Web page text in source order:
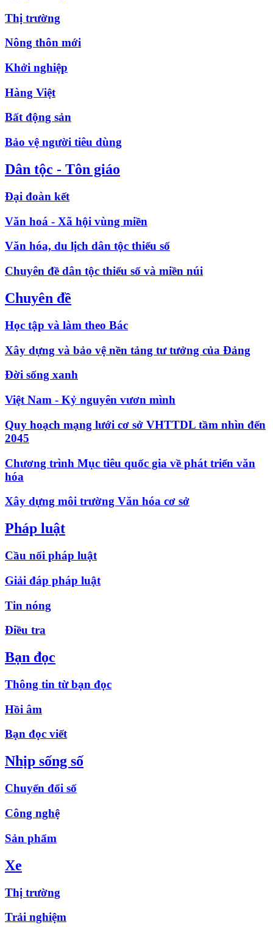
Thị trường
Nông thôn mới
Khởi nghiệp
Hàng Việt
Bất động sản
Bảo vệ người tiêu dùng
Dân tộc - Tôn giáo
Đại đoàn kết
Văn hoá - Xã hội vùng miền
Văn hóa, du lịch dân tộc thiểu số
Chuyên đề dân tộc thiểu số và miền núi
Chuyên đề
Học tập và làm theo Bác
Xây dựng và bảo vệ nền tảng tư tưởng của Đảng
Đời sống xanh
Việt Nam - Kỷ nguyên vươn mình
Quy hoạch mạng lưới cơ sở VHTTDL tầm nhìn đến
2045
Chương trình Mục tiêu quốc gia về phát triển văn
hóa
Xây dựng môi trường Văn hóa cơ sở
Pháp luật
Cầu nối pháp luật
Giải đáp pháp luật
Tin nóng
Điều tra
Bạn đọc
Thông tin từ bạn đọc
Hồi âm
Bạn đọc viết
Nhịp sống số
Chuyển đổi số
Công nghệ
Sản phẩm
Xe
Thị trường
Trải nghiệm